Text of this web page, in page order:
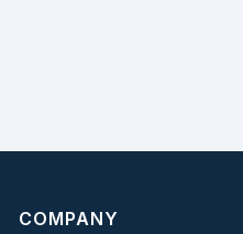
COMPANY